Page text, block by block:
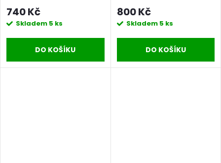
740 Kč
Skladem 5 ks
DO KOŠÍKU
800 Kč
Skladem 5 ks
DO KOŠÍKU